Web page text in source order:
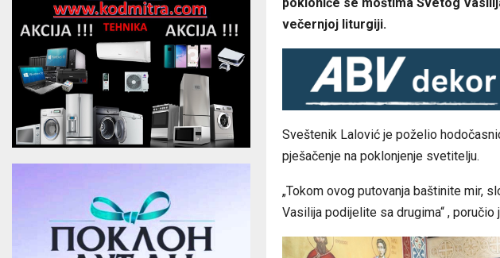
večernjoj liturgiji.
Sveštenik Lalović je poželio
pješačenje na poklonjenje svetitelju.
„Tokom ovog putovanja baštinite mir,
Vasilija podijelite sa drugima“ , poručio